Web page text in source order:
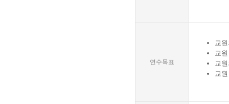
연수목표
교
교
교
교